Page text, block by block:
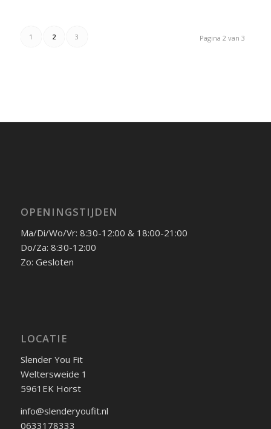
Pagina 2 van 3
1 2 3
OPENINGSTIJDEN
Ma/Di/Wo/Vr: 8:30-12:00 & 18:00-21:00
Do/Za: 8:30-12:00
Zo: Gesloten
LOCATIE
Slender You Fit
Weltersweide 1
5961EK Horst
info@slenderyoufit.nl
0633178333